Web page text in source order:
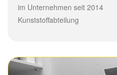
im Unternehmen seit 2014
Kunststoffabteilung